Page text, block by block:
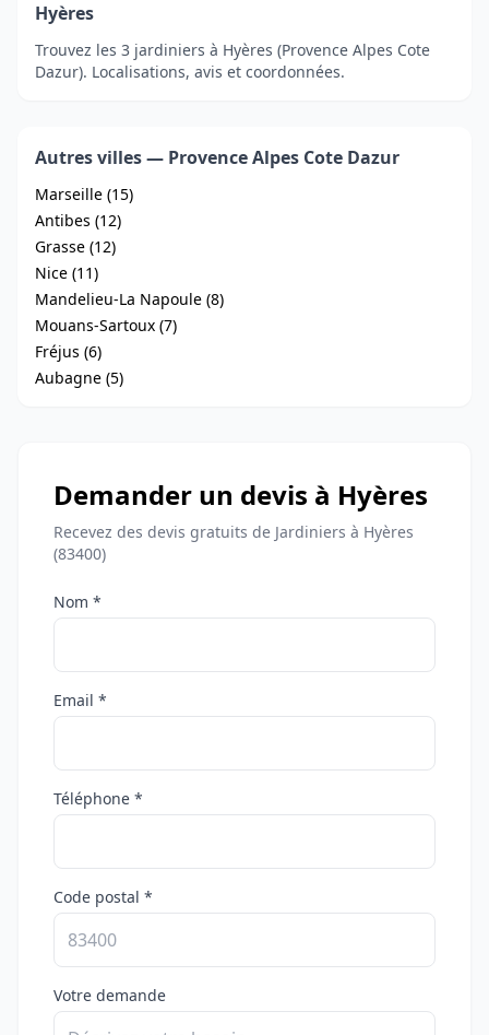
Hyères
Trouvez les 3 jardiniers à Hyères (Provence Alpes Cote
Dazur). Localisations, avis et coordonnées.
Autres villes — Provence Alpes Cote Dazur
Marseille (15)
Antibes (12)
Grasse (12)
Nice (11)
Mandelieu-La Napoule (8)
Mouans-Sartoux (7)
Fréjus (6)
Aubagne (5)
Demander un devis à Hyères
Recevez des devis gratuits de Jardiniers à Hyères
(83400)
Nom *
Email *
Téléphone *
Code postal *
Votre demande